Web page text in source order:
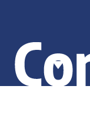
principale